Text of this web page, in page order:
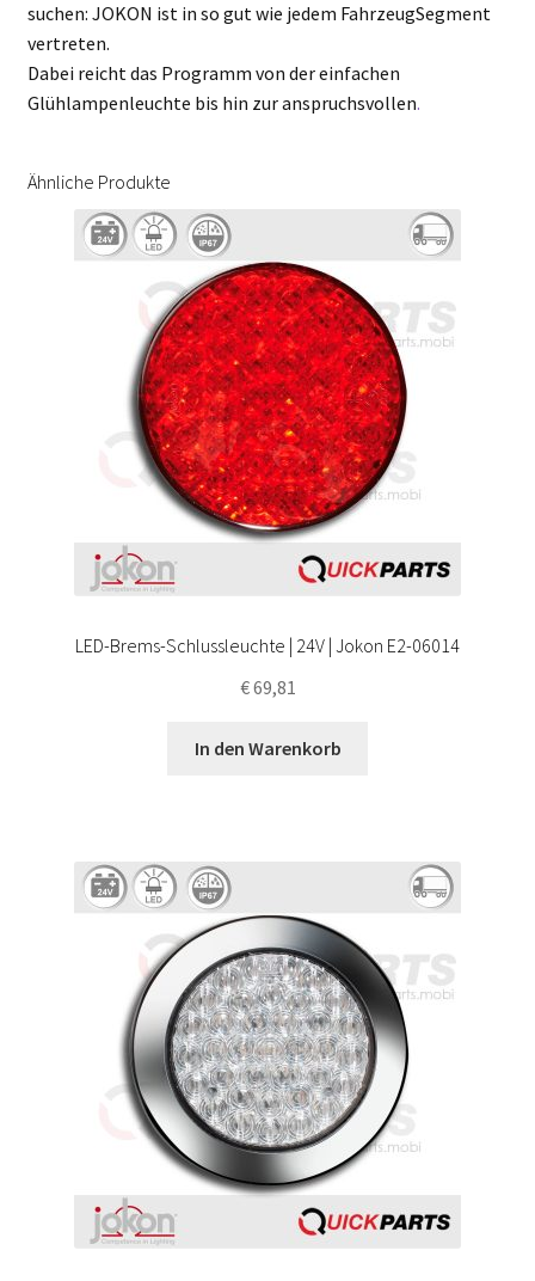
suchen: JOKON ist in so gut wie jedem FahrzeugSegment
vertreten.
Dabei reicht das Programm von der einfachen
Glühlampenleuchte bis hin zur anspruchsvollen.
Ähnliche Produkte
LED-Brems-Schlussleuchte | 24V | Jokon E2-06014
€69,81
In den Warenkorb